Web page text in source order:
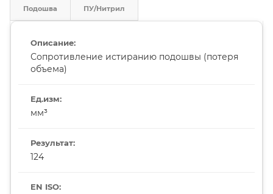
Подошва ПУ/Нитрил
Сопротивление истиранию подошвы (потеря
объема)
мм³
124